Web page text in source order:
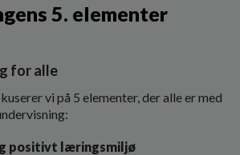
5. elementer
for alle
vi på 5 elementer, der alle er med
positivt læringsmiljø